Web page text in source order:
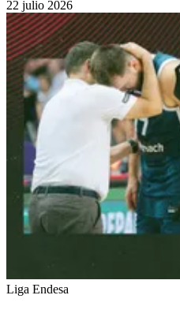
22 julio 2026
Liga Endesa